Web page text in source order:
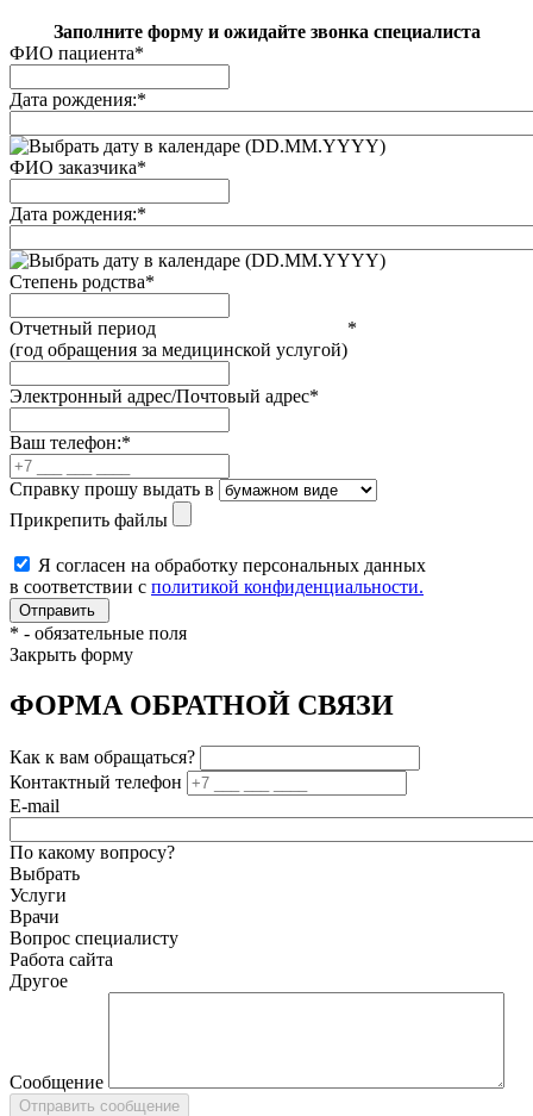
Заполните форму и ожидайте звонка специалиста
ФИО пациента*
Дата рождения:*
(DD.MM.YYYY)
ФИО заказчика*
Дата рождения:*
(DD.MM.YYYY)
Степень родства*
Отчетный период
(год обращения за медицинской услугой)
*
Электронный адрес/Почтовый адрес*
Ваш телефон:*
Справку прошу выдать в
Прикрепить файлы
Я согласен на обработку персональных данных
в соответствии с политикой конфиденциальности.
* - обязательные поля
Закрыть форму
ФОРМА ОБРАТНОЙ СВЯЗИ
Как к вам обращаться?
Контактный телефон
E-mail
По какому вопросу?
Выбрать
Услуги
Врачи
Вопрос специалисту
Работа сайта
Другое
Сообщение